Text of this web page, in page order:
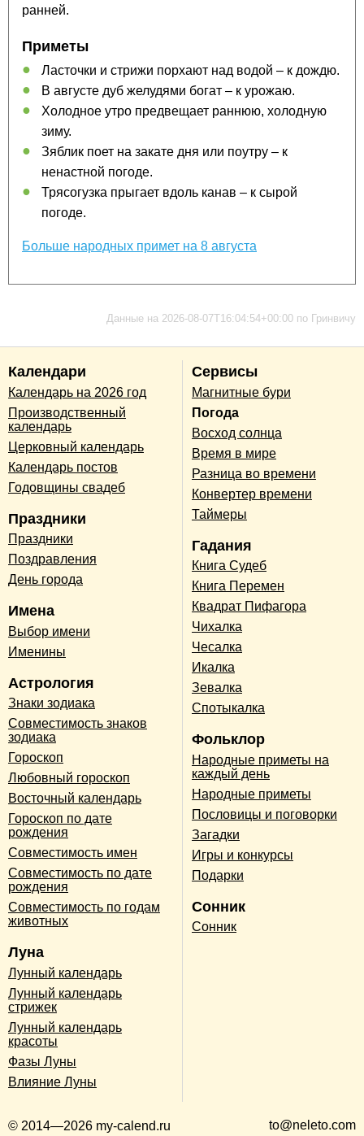
ранней.
Приметы
Ласточки и стрижи порхают над водой – к дождю.
В августе дуб желудями богат – к урожаю.
Холодное утро предвещает раннюю, холодную
зиму.
Зяблик поет на закате дня или поутру – к
ненастной погоде.
Трясогузка прыгает вдоль канав – к сырой
погоде.
Больше народных примет на 8 августа
Данные на 2026-08-07T16:04:54+00:00 по Гринвичу
Календари
Календарь на 2026 год
Производственный
календарь
Церковный календарь
Календарь постов
Годовщины свадеб
Праздники
Праздники
Поздравления
День города
Имена
Выбор имени
Именины
Астрология
Знаки зодиака
Совместимость знаков
зодиака
Гороскоп
Любовный гороскоп
Восточный календарь
Гороскоп по дате
рождения
Совместимость имен
Совместимость по дате
рождения
Совместимость по годам
животных
Луна
Лунный календарь
Лунный календарь
стрижек
Лунный календарь
красоты
Фазы Луны
Влияние Луны
Сервисы
Магнитные бури
Погода
Восход солнца
Время в мире
Разница во времени
Конвертер времени
Таймеры
Гадания
Книга Судеб
Книга Перемен
Квадрат Пифагора
Чихалка
Чесалка
Икалка
Зевалка
Спотыкалка
Фольклор
Народные приметы на
каждый день
Народные приметы
Пословицы и поговорки
Загадки
Игры и конкурсы
Подарки
Сонник
Сонник
© 2014—2026 my-calend.ru to@neleto.com